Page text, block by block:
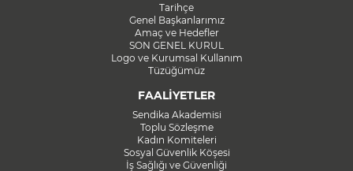
Tarihçe
Genel Başkanlarımız
Amaç ve Hedefler
SON GENEL KURUL
Logo ve Kurumsal Kullanım
Tüzüğümüz
FAALİYETLER
Sendika Akademisi
Toplu Sözleşme
Kadın Komiteleri
Sosyal Güvenlik Köşesi
İş Sağlığı ve Güvenliği